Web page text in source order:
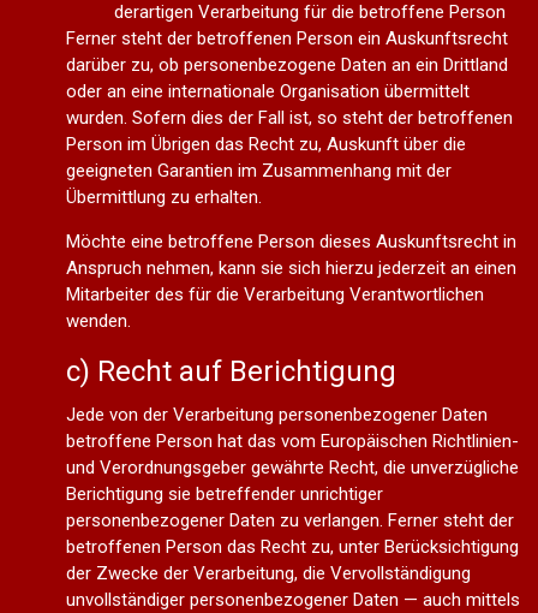
derartigen Verarbeitung für die betroffene Person
Ferner steht der betroffenen Person ein Auskunftsrecht
darüber zu, ob personenbezogene Daten an ein Drittland
oder an eine internationale Organisation übermittelt
wurden. Sofern dies der Fall ist, so steht der betroffenen
Person im Übrigen das Recht zu, Auskunft über die
geeigneten Garantien im Zusammenhang mit der
Übermittlung zu erhalten.
Möchte eine betroffene Person dieses Auskunftsrecht in
Anspruch nehmen, kann sie sich hierzu jederzeit an einen
Mitarbeiter des für die Verarbeitung Verantwortlichen
wenden.
c) Recht auf Berichtigung
Jede von der Verarbeitung personenbezogener Daten
betroffene Person hat das vom Europäischen Richtlinien-
und Verordnungsgeber gewährte Recht, die unverzügliche
Berichtigung sie betreffender unrichtiger
personenbezogener Daten zu verlangen. Ferner steht der
betroffenen Person das Recht zu, unter Berücksichtigung
der Zwecke der Verarbeitung, die Vervollständigung
unvollständiger personenbezogener Daten — auch mittels